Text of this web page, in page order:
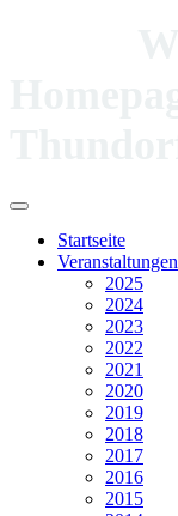
Startseite
Veranstaltungen
2025
2024
2023
2022
2021
2020
2019
2018
2017
2016
2015